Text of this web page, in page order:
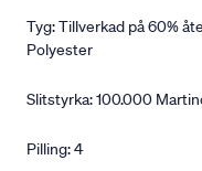
Tyg: Tillverkad på 60%
Polyester
Slitstyrka: 100.000
Pilling: 4